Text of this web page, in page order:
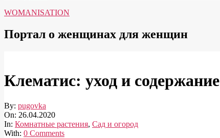
WOMANISATION
Портал о женщинах для женщин
Клематис: уход и содержание
By: pugovka
On: 26.04.2020
In: Комнатные растения, Сад и огород
With: 0 Comments